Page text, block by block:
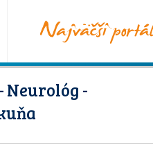
Neurológ -